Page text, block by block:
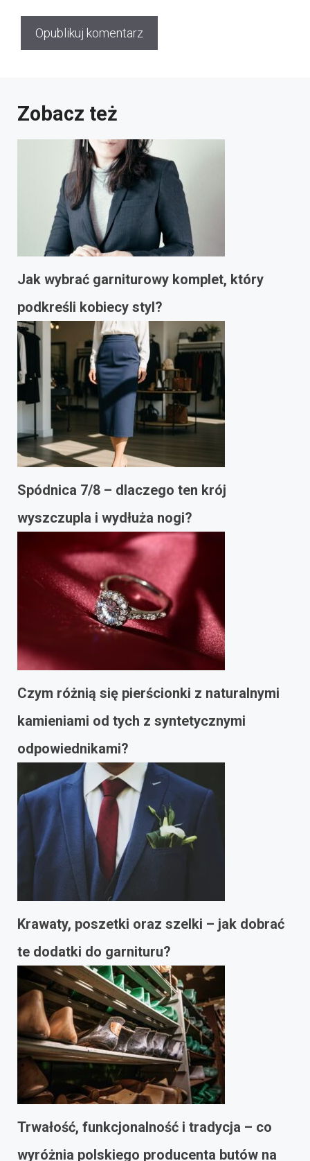
Zobacz też
Jak wybrać garniturowy komplet, który
podkreśli kobiecy styl?
Spódnica 7/8 – dlaczego ten krój
wyszczupla i wydłuża nogi?
Czym różnią się pierścionki z naturalnymi
kamieniami od tych z syntetycznymi
odpowiednikami?
Krawaty, poszetki oraz szelki – jak dobrać
te dodatki do garnituru?
Trwałość, funkcjonalność i tradycja – co
wyróżnia polskiego producenta butów na